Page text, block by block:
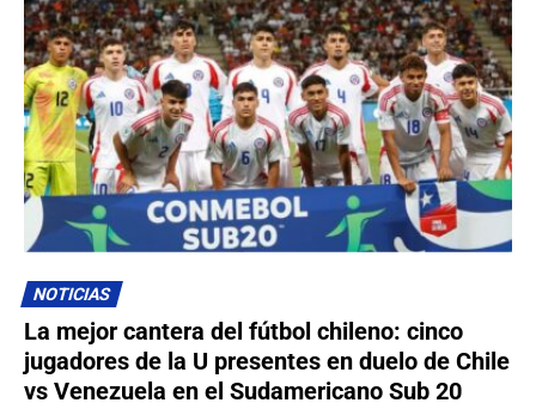
NOTICIAS
La mejor cantera del fútbol chileno: cinco
jugadores de la U presentes en duelo de Chile
vs Venezuela en el Sudamericano Sub 20